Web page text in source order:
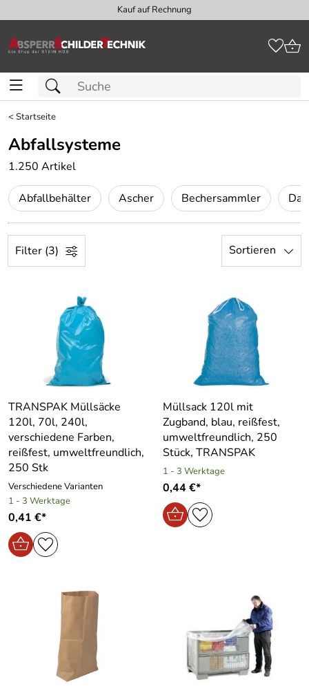
Kauf auf Rechnung
<Startseite
Abfallsysteme
1.250 Artikel
Abfallbehälter Ascher Bechersammler
Filter (3) Sortieren
TRANSPAK Müllsäcke
120l, 70l, 240l,
verschiedene Farben,
reißfest, umweltfreundlich,
250 Stk
Verschiedene Varianten
1 - 3 Werktage
0,41 €*
Müllsack 120l mit
Zugband, blau, reißfest,
umweltfreundlich, 250
Stück, TRANSPAK
1 - 3 Werktage
0,44 €*